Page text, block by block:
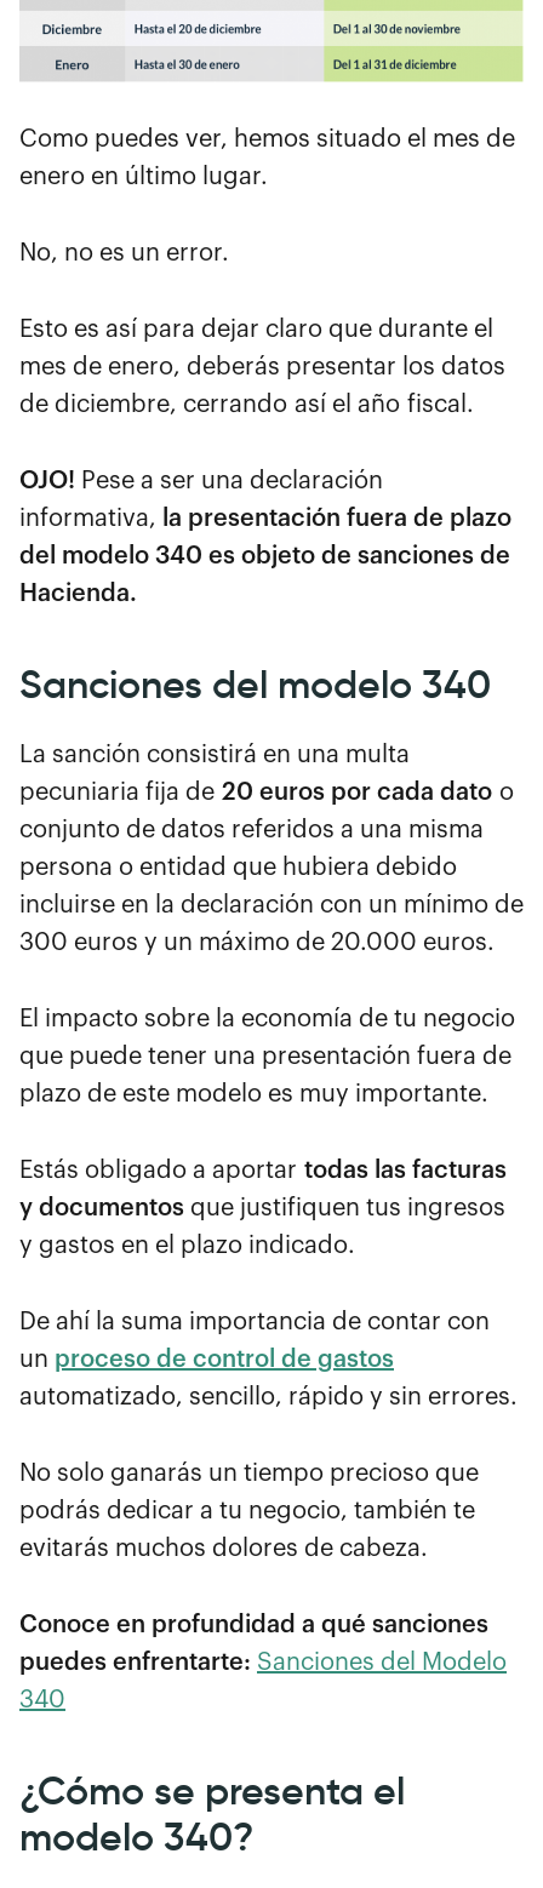
Como puedes ver, hemos situado el mes de
enero en último lugar.
No, no es un error.
Esto es así para dejar claro que durante el
mes de enero, deberás presentar los datos
de diciembre, cerrando así el año fiscal.
OJO! Pese a ser una declaración
informativa, la presentación fuera de plazo
del modelo 340 es objeto de sanciones de
Hacienda.
Sanciones del modelo 340
La sanción consistirá en una multa
pecuniaria fija de 20 euros por cada dato o
conjunto de datos referidos a una misma
persona o entidad que hubiera debido
incluirse en la declaración con un mínimo de
300 euros y un máximo de 20.000 euros.
El impacto sobre la economía de tu negocio
que puede tener una presentación fuera de
plazo de este modelo es muy importante.
Estás obligado a aportar todas las facturas
y documentos que justifiquen tus ingresos
y gastos en el plazo indicado.
De ahí la suma importancia de contar con
un proceso de control de gastos
automatizado, sencillo, rápido y sin errores.
No solo ganarás un tiempo precioso que
podrás dedicar a tu negocio, también te
evitarás muchos dolores de cabeza.
Conoce en profundidad a qué sanciones
puedes enfrentarte: Sanciones del Modelo
340
¿Cómo se presenta el
modelo 340?